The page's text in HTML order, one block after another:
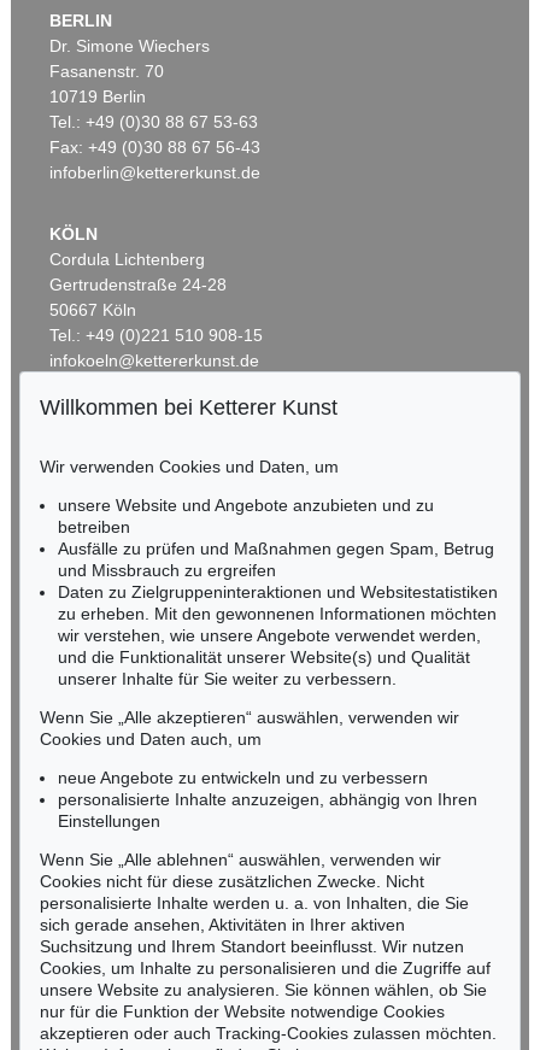
B. BESLER
Fraga fructu magno/Großfrüchtige Erdbeere., 1613
Ergebnis:€ 1.560
Ergebnis:
Auktion 499 - Lot 326
4 Bll.: Scabiosa / Valeriana / Paeonia / Narcissus. Aus "Hortus Eystettensis"
, 1700
Ergebnis:€ 875
Auktion 482 - Lot 392
Ergebnis: € 861
Auktion 482 - Lot 395
B. BESLER
4 Kupferstiche (Hyacinthus stellata/bistorta major/Hornium/Aquilegia) , 1613
Ergebnis:€ 861
Auktion 482 - Lot 397
B. BESLER
4 Kupferstiche (Lilio narcissus/Digitalis/Cervicia/Cucumis) , 1613
Ergebnis:€ 861
BERLIN
Dr. Simone Wiechers
Fasanenstr. 70
10719 Berlin
Tel.: +49 (0)30 88 67 53-63
Fax: +49 (0)30 88 67 56-43
infoberlin@kettererkunst.de
KÖLN
Cordula Lichtenberg
Gertrudenstraße 24-28
50667 Köln
Tel.: +49 (0)221 510 908-15
infokoeln@kettererkunst.de
RHEINLAND-PFALZ
Miriam Heß
Tel.: +49 (0)62 21 58 80-038
Fax: +49 (0)62 21 58 80-595
infoheidelberg@kettererkunst.de
NORDDEUTSCHLAND
Nico Kassel, M.A.
Tel.: +49 (0)89 55244-164
Mobil: +49 (0)171 8618661
n.kassel@kettererkunst.de
Keine Auktion mehr verpassen!
Wir informieren Sie rechtzeitig.
Jetzt zum Newsletter anmelden >
Willkommen bei Ketterer Kunst
Wir verwenden Cookies und Daten, um
unsere Website und Angebote anzubieten und zu
betreiben
Ausfälle zu prüfen und Maßnahmen gegen Spam, Betrug
und Missbrauch zu ergreifen
Daten zu Zielgruppeninteraktionen und Websitestatistiken
zu erheben. Mit den gewonnenen Informationen möchten
wir verstehen, wie unsere Angebote verwendet werden,
und die Funktionalität unserer Website(s) und Qualität
unserer Inhalte für Sie weiter zu verbessern.
Wenn Sie „Alle akzeptieren“ auswählen, verwenden wir
Cookies und Daten auch, um
neue Angebote zu entwickeln und zu verbessern
personalisierte Inhalte anzuzeigen, abhängig von Ihren
Einstellungen
Wenn Sie „Alle ablehnen“ auswählen, verwenden wir
Cookies nicht für diese zusätzlichen Zwecke. Nicht
personalisierte Inhalte werden u. a. von Inhalten, die Sie
sich gerade ansehen, Aktivitäten in Ihrer aktiven
Suchsitzung und Ihrem Standort beeinflusst. Wir nutzen
Cookies, um Inhalte zu personalisieren und die Zugriffe auf
unsere Website zu analysieren. Sie können wählen, ob Sie
nur für die Funktion der Website notwendige Cookies
akzeptieren oder auch Tracking-Cookies zulassen möchten.